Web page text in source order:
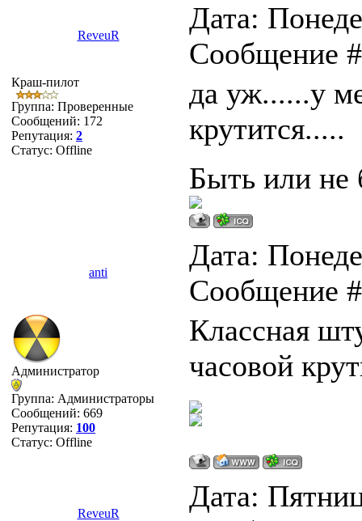
ReveuR
Дата:
Сообщение
Краш-пилот
Группа: Проверенные
Сообщений: 172
Репутация: 2
Статус: Offline
да уж......у
крутится.....
Быть или не
anti
Дата:
Сообщение
Администратор
Группа: Администраторы
Сообщений: 669
Репутация: 100
Статус: Offline
Классная
часовой
ReveuR
Дата: